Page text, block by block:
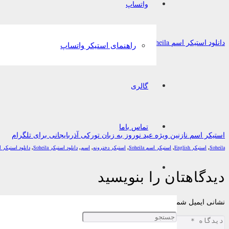
واتساپ
راهنمای استیکر واتساپ
گالری
تماس باما
دانلود استیکر اسم Soheila به زبان Türkçe برای تلگرام
استیکر اسم نازنین ویژه عید نوروز به زبان تورکی آذربایجانی برای تلگرام
Soheila
, استیکر English , استیکر اسم Soheila , استیکر دخترونه, اسم, دانلود استیکر Soheila , دانلود
دیدگاهتان را بنویسید
نشانی ایمیل شما منتشر نخواهد شد.